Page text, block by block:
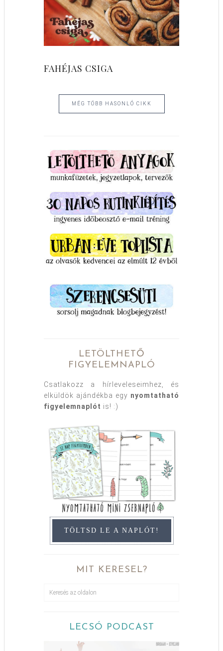
FAHÉJAS CSIGA
MÉG TÖBB HASONLÓ CIKK
LETÖLTHETŐ
FIGYELEMNAPLÓ
Csatlakozz a hírleveleseimhez, és
elküldök ajándékba egy nyomtatható
figyelemnaplót is! :)
TÖLTSD LE A NAPLÓT!
MIT KERESEL?
LECSÓ PODCAST